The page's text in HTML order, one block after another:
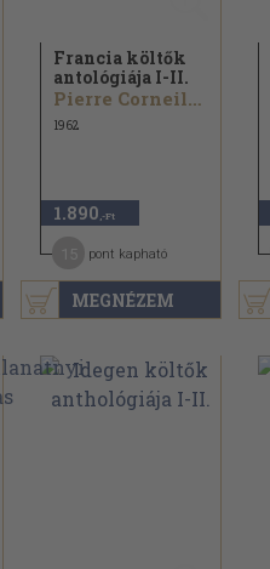
MEGNÉZEM
Francia költők
antológiája I-II.
Pierre Corneille...
1962
1.890 ,-Ft
pont kapható